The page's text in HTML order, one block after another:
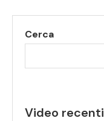
Cerca
Video recenti